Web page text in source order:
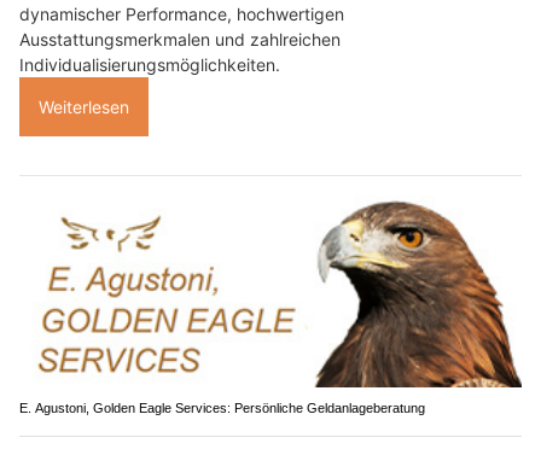
dynamischer Performance, hochwertigen
Ausstattungsmerkmalen und zahlreichen
Individualisierungsmöglichkeiten.
Weiterlesen
E. Agustoni, Golden Eagle Services: Persönliche Geldanlageberatung